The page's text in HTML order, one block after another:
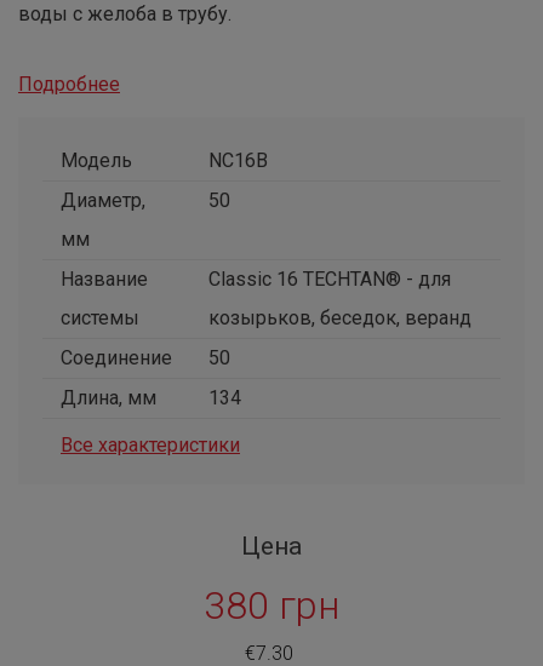
воды с желоба в трубу.
Подробнее
Модель
NC16B
Диаметр,
мм
50
Название
системы
Classic 16 TECHTAN® - для
козырьков, беседок, веранд
Соединение
50
Длина, мм
134
Все характеристики
Цена
380 грн
€7.30